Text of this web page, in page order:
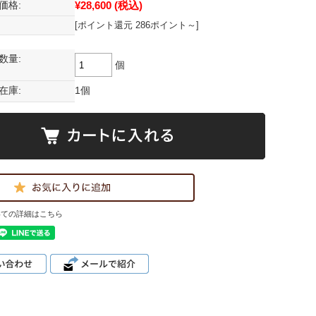
格: ¥28,600 (税込)
[ポイント還元 286ポイント～]
量:
個
庫: 1個
の詳細はこちら